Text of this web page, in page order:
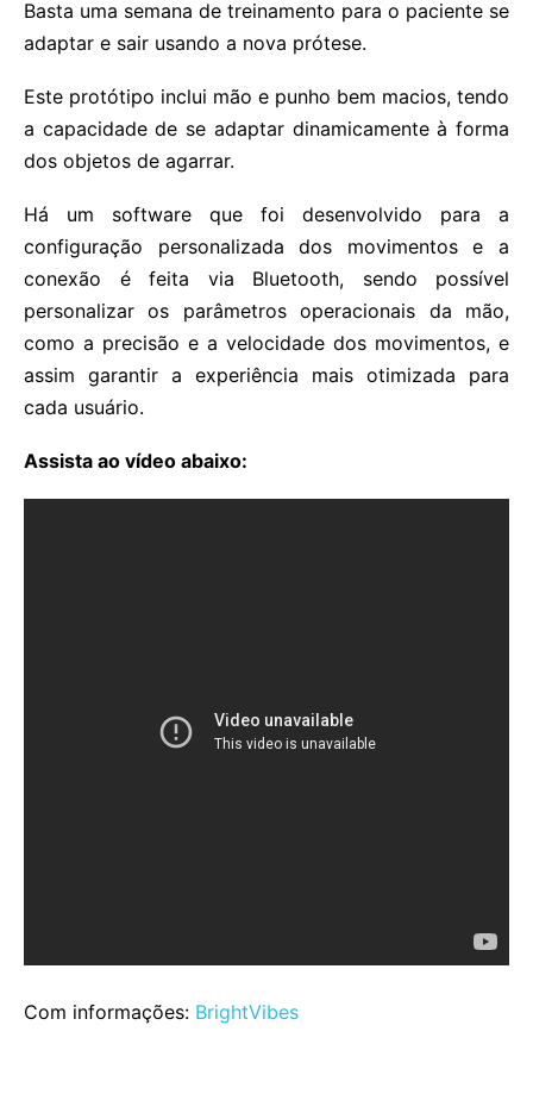
Basta uma semana de treinamento para o paciente se
adaptar e sair usando a nova prótese.
Este protótipo inclui mão e punho bem macios, tendo
a capacidade de se adaptar dinamicamente à forma
dos objetos de agarrar.
Há um software que foi desenvolvido para a
configuração personalizada dos movimentos e a
conexão é feita via Bluetooth, sendo possível
personalizar os parâmetros operacionais da mão,
como a precisão e a velocidade dos movimentos, e
assim garantir a experiência mais otimizada para
cada usuário.
Assista ao vídeo abaixo:
Com informações: BrightVibes